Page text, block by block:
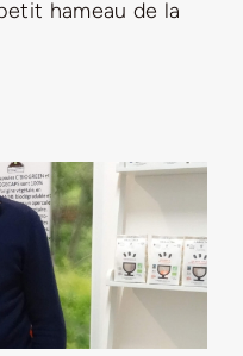
hameau de la